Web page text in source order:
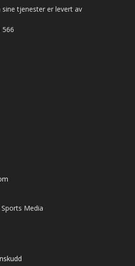
sine tjenester er levert av
566
Media